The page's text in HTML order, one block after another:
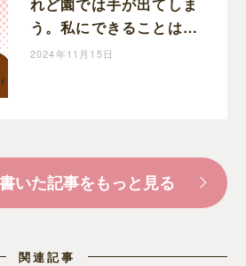
う。私にできることは何
だろう？息子はいわゆる
2024年11月15日
いた記事をもっと見る
関連記事